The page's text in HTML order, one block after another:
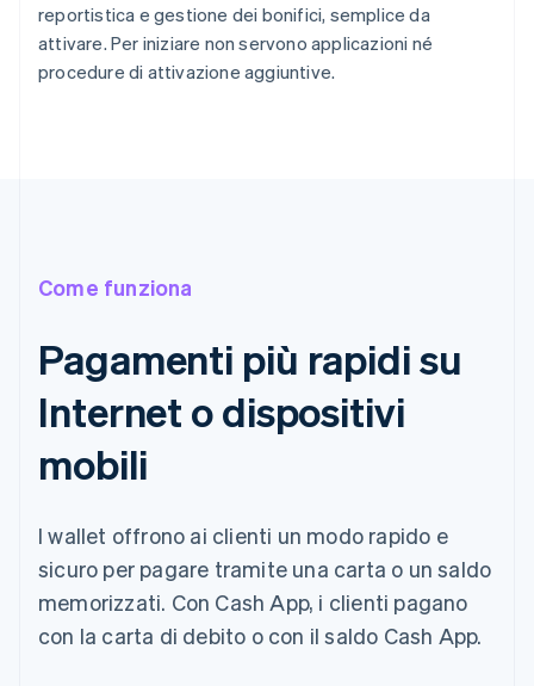
reportistica e gestione dei bonifici, semplice da
attivare. Per iniziare non servono applicazioni né
procedure di attivazione aggiuntive.
Come funziona
Pagamenti più rapidi su
Internet o dispositivi
mobili
I wallet offrono ai clienti un modo rapido e
sicuro per pagare tramite una carta o un saldo
memorizzati. Con Cash App, i clienti pagano
con la carta di debito o con il saldo Cash App.